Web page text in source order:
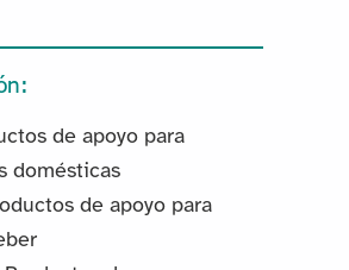
de apoyo para
domésticas
de apoyo para